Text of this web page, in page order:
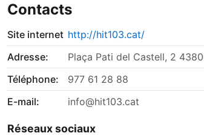
Contacts
Site internet http://hit103.cat/
Adresse:
Plaça Pati del Castell, 2
Téléphone:
977 61 28 88
E-mail:
info@hit103.cat
Réseaux sociaux